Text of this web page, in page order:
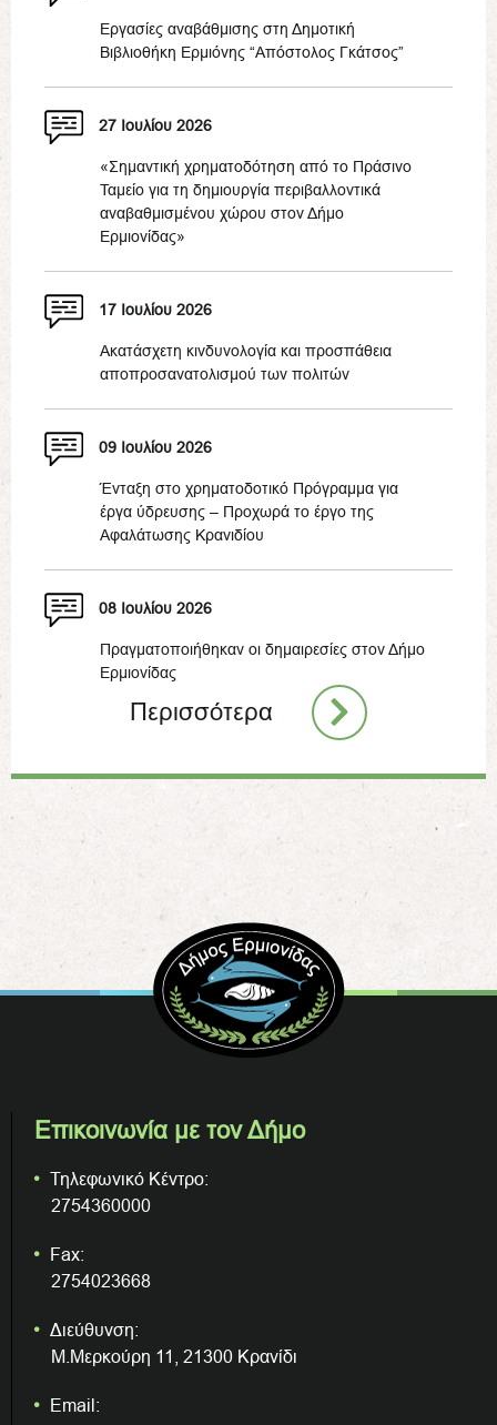
Εργασίες αναβάθμισης στη Δημοτική
Βιβλιοθήκη Ερμιόνης “Απόστολος Γκάτσος”
27 Ιουλίου 2026
«Σημαντική χρηματοδότηση από το Πράσινο
Ταμείο για τη δημιουργία περιβαλλοντικά
αναβαθμισμένου χώρου στον Δήμο
Ερμιονίδας»
17 Ιουλίου 2026
Ακατάσχετη κινδυνολογία και προσπάθεια
αποπροσανατολισμού των πολιτών
09 Ιουλίου 2026
Ένταξη στο χρηματοδοτικό Πρόγραμμα για
έργα ύδρευσης – Προχωρά το έργο της
Αφαλάτωσης Κρανιδίου
08 Ιουλίου 2026
Πραγματοποιήθηκαν οι δημαιρεσίες στον Δήμο
Ερμιονίδας
Περισσότερα
Επικοινωνία με τον Δήμο
Τηλεφωνικό Κέντρο:
2754360000
Fax:
2754023668
Διεύθυνση:
Μ.Μερκούρη 11, 21300 Κρανίδι
Email: